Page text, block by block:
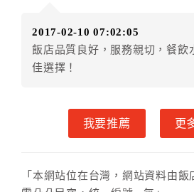
訂房者應補足差額。 限原訂飯店
．訂單異動後，訂單費用總計小於
訂房者因故取消訂單辦理退款，依
◎住房日7天前辦理者，訂單費用
◎住房日1天前辦理者，訂單費用
2017-02-10 07:02:05
飯店品質良好，服務親切，餐飲
佳選擇！
我要推薦 更
「本網站位在台灣，網站資料由